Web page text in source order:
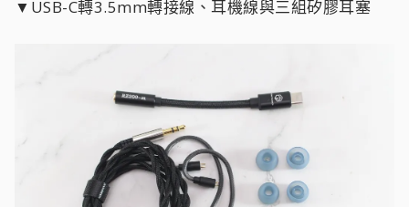
▼USB-C轉3.5mm轉接線、耳機線與三組矽膠耳塞